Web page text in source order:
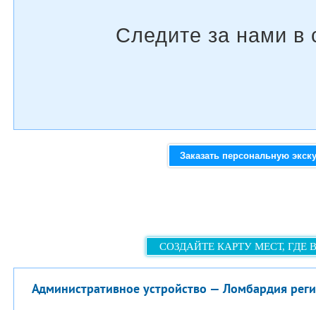
Заказать персональную
СОЗДАЙТЕ КАРТУ МЕСТ, ГДЕ
Административное устройство — Ломбардия